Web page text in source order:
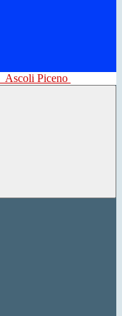
Ascoli Piceno